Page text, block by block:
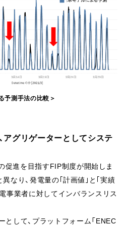
予測手法の比較＞
アグリゲーターとしてシステ
促進を目指すFIP制度が開始しま
なり、発電量の｢計画値｣と｢実績
事業者に対してインバランスリス
して、プラットフォーム「ENEC